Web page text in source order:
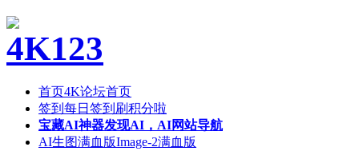
首页4K论坛首页
签到 每日签到刷积分啦
宝藏AI神器发现AI，AI网站导航
AI生图满血版Image-2满血版